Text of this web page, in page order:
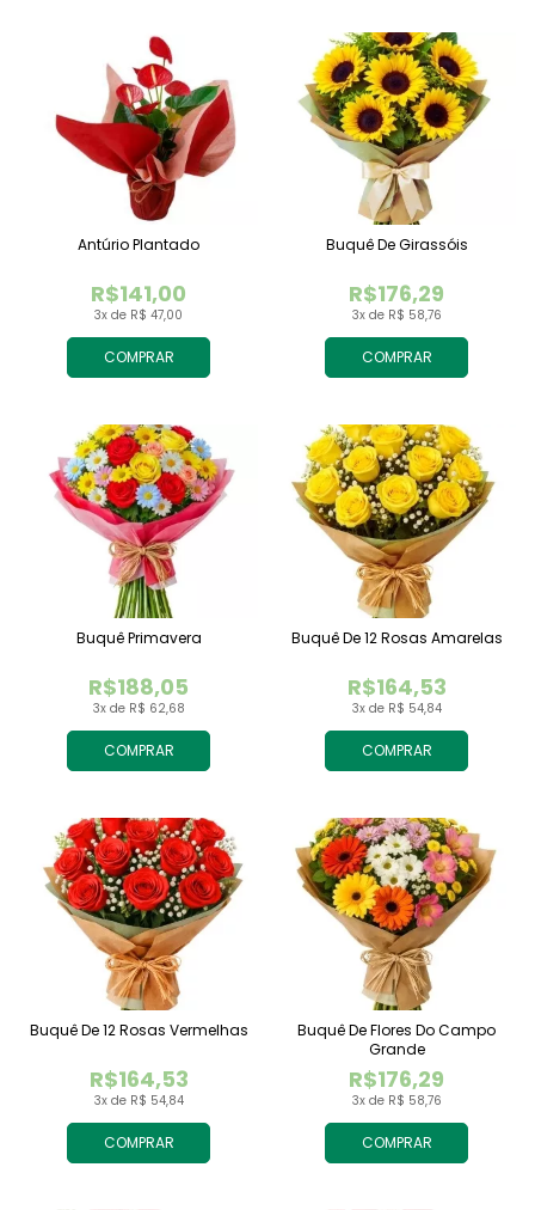
COMPRAR
3x de R$ 47,00
R$141,00
Antúrio Plantado
COMPRAR
3x de R$ 58,76
R$176,29
Buquê De Girassóis
COMPRAR
3x de R$ 62,68
R$188,05
Buquê Primavera
COMPRAR
3x de R$ 54,84
R$164,53
Buquê De 12 Rosas Amarelas
COMPRAR
3x de R$ 54,84
R$164,53
Buquê De 12 Rosas Vermelhas
COMPRAR
3x de R$ 58,76
R$176,29
Buquê De Flores Do Campo
Grande